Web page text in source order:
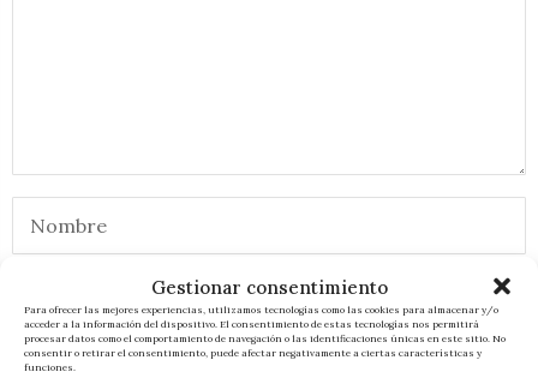
Gestionar consentimiento
Para ofrecer las mejores experiencias, utilizamos tecnologías como las cookies para almacenar y/o
acceder a la información del dispositivo. El consentimiento de estas tecnologías nos permitirá
procesar datos como el comportamiento de navegación o las identificaciones únicas en este sitio. No
consentir o retirar el consentimiento, puede afectar negativamente a ciertas características y
funciones.